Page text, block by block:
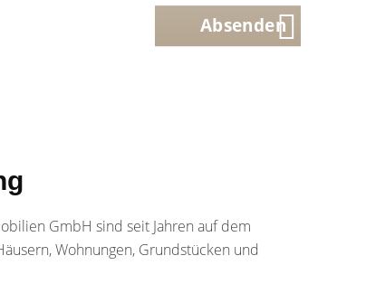
Absenden
GmbH sind seit Jahren auf dem
Wohnungen, Grundstücken und